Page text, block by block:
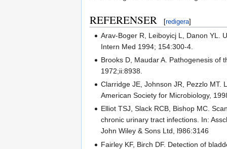
REFERENSER [redigera]
Arav-Boger R, Leiboyicj L, Danon YL.
Intern Med 1994; 154:300-4.
Brooks D, Maudar A. Pathogenesis of
1972;ii:8938.
Clarridge JE, Johnson JR, Pezzlo MT.
American Society for Microbiology,
Elliot TSJ, Slack RCB, Bishop MC.
chronic urinary tract infections. In:
John Wiley & Sons Ltd, l986:3146
Fairley KF, Birch DF. Detection of